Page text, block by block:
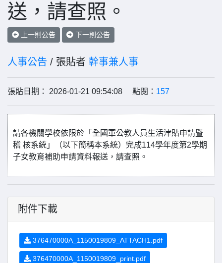
送，請查照。
上一則公告 下一則公告
人事公告 / 張貼者 幹事兼人事
張貼日期： 2026-01-21 09:54:08 點閱： 157
請各機關學校依限於「全國軍公教人員生活津貼申請暨
稽 核系統」（以下簡稱本系統）完成114學年度第2學期
子女教育補助申請資料報送，請查照。
附件下載
376470000A_1150019809_ATTACH1.pdf
376470000A_1150019809_print.pdf